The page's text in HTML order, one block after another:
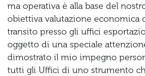
ma operativa è alla base del
obiettiva valutazione economica
transito presso gli uffici
oggetto di una speciale
dimostrato il mio impegno
tutti gli Uffici di uno strumento